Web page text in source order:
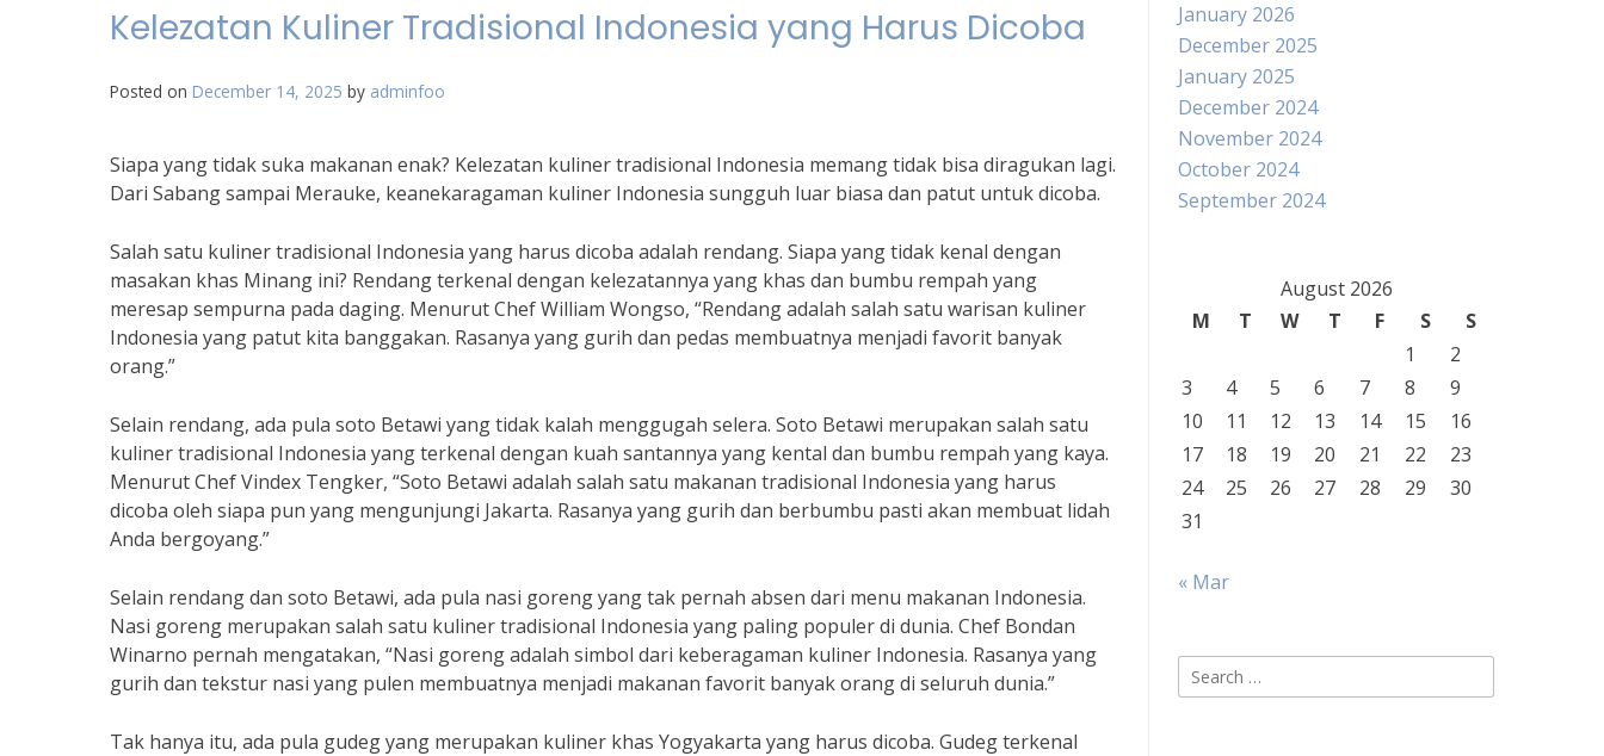
Kelezatan Kuliner Tradisional Indonesia yang Harus Dicoba
Posted on December 14, 2025 by adminfoo
Siapa yang tidak suka makanan enak? Kelezatan kuliner tradisional Indonesia memang tidak bisa diragukan lagi.
Dari Sabang sampai Merauke, keanekaragaman kuliner Indonesia sungguh luar biasa dan patut untuk dicoba.
Salah satu kuliner tradisional Indonesia yang harus dicoba adalah rendang. Siapa yang tidak kenal dengan
masakan khas Minang ini? Rendang terkenal dengan kelezatannya yang khas dan bumbu rempah yang
meresap sempurna pada daging. Menurut Chef William Wongso, “Rendang adalah salah satu warisan kuliner
Indonesia yang patut kita banggakan. Rasanya yang gurih dan pedas membuatnya menjadi favorit banyak
orang.”
Selain rendang, ada pula soto Betawi yang tidak kalah menggugah selera. Soto Betawi merupakan salah satu
kuliner tradisional Indonesia yang terkenal dengan kuah santannya yang kental dan bumbu rempah yang kaya.
Menurut Chef Vindex Tengker, “Soto Betawi adalah salah satu makanan tradisional Indonesia yang harus
dicoba oleh siapa pun yang mengunjungi Jakarta. Rasanya yang gurih dan berbumbu pasti akan membuat lidah
Anda bergoyang.”
Selain rendang dan soto Betawi, ada pula nasi goreng yang tak pernah absen dari menu makanan Indonesia.
Nasi goreng merupakan salah satu kuliner tradisional Indonesia yang paling populer di dunia. Chef Bondan
Winarno pernah mengatakan, “Nasi goreng adalah simbol dari keberagaman kuliner Indonesia. Rasanya yang
gurih dan tekstur nasi yang pulen membuatnya menjadi makanan favorit banyak orang di seluruh dunia.”
Tak hanya itu, ada pula gudeg yang merupakan kuliner khas Yogyakarta yang harus dicoba. Gudeg terkenal
January 2026
December 2025
January 2025
December 2024
November 2024
October 2024
September 2024
August 2026
M
T W T F S
S
1
2
3
4 5 6 7 8
9
10
11 12 13 14 15
16
17
18 19 20 21 22
23
24
25 26 27 28 29
30
31
« Mar
Search
for: